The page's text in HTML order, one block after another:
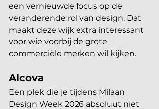
een vernieuwde focus op de
veranderende rol van design. Dat
maakt deze wijk extra interessant
voor wie voorbij de grote
commerciële merken wil kijken.
Alcova
Een plek die je tijdens Milaan
Design Week 2026 absoluut niet